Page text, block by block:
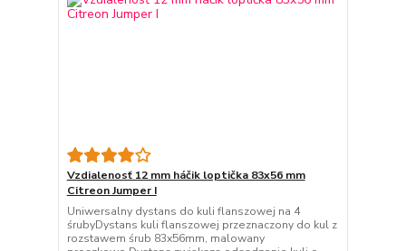
Vzdialenosť 12 mm háčik loptička 83x56 mm
Citreon Jumper I
Uniwersalny dystans do kuli flanszowej na 4
śrubyDystans kuli flanszowej przeznaczony do kul z
rozstawem śrub 83x56mm, malowany